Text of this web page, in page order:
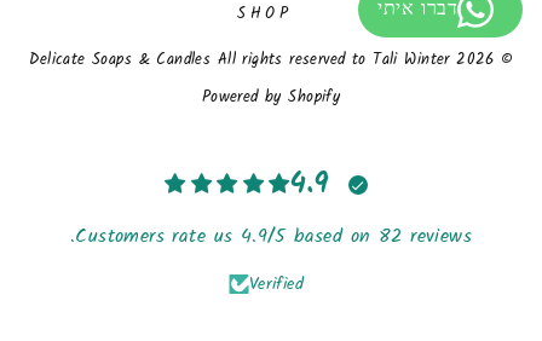
SHOP
© 2026 Delicate Soaps & Candles All rights reserved to Tali Winter
Powered by Shopify
4.9
Customers rate us 4.9/5 based on 82 reviews.
Verified